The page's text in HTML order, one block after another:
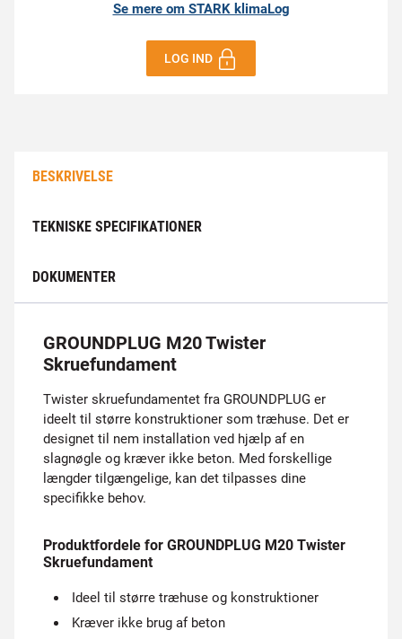
Se mere om STARK klimaLog
LOG IND
BESKRIVELSE
TEKNISKE SPECIFIKATIONER
DOKUMENTER
GROUNDPLUG M20 Twister
Skruefundament
Twister skruefundamentet fra GROUNDPLUG er
ideelt til større konstruktioner som træhuse. Det er
designet til nem installation ved hjælp af en
slagnøgle og kræver ikke beton. Med forskellige
længder tilgængelige, kan det tilpasses dine
specifikke behov.
Produktfordele for GROUNDPLUG M20 Twister
Skruefundament
Ideel til større træhuse og konstruktioner
Kræver ikke brug af beton